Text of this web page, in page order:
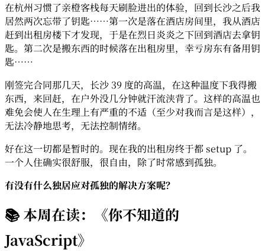
在杭州习惯了亲橙客栈每天刷脸进出的体验，回到长沙之后我
居然两次忘带了钥匙……第一次是落在酒店房间里，我从酒店
赶到出租房楼下才发现，于是在烈日炎炎之下回到酒店去拿钥
匙。第二次是搬东西的时候落在出租房里，幸亏房东有备用钥
匙……
刚签完合同那几天，长沙 39 度的高温，在这种温度下我得搬
东西，来回赶，在户外没几分钟就汗流浃背了。这样的高温也
难免会使人在生理上有严重的不适（至少对我而言是这样），
无法冷静地思考，无法控制情绪。
好在这一切都是暂时的。现在我的出租房终于都 setup 了。
一个人住确实很舒服，很自由，除了时常感到孤独。
有没有什么独居应对孤独的解决方案呢？
📚 本周在读：《你不知道的
JavaScript》